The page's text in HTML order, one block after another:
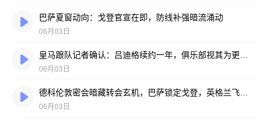
巴萨夏窗动向：戈登官宣在即，防线补强暗流涌动
06月03日
06月03日
06月03日